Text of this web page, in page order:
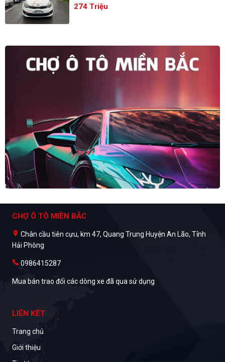
274 Triệu
CHỢ Ô TÔ MIỀN BẮC
Chân cầu tiên cựu, km 47, Quang Trung Huyện An Lão, Tỉnh
Hải Phòng
0986415287
Mua bán trao đổi các dòng xe đã qua sử dụng
LIÊN KẾT
Trang chủ
Giới thiệu